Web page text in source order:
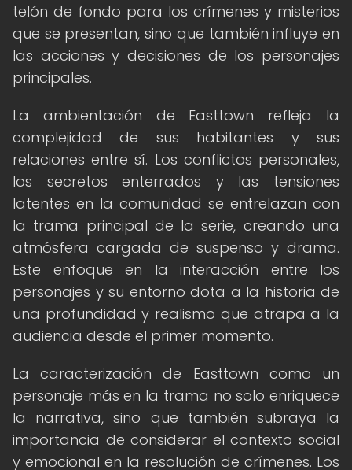
telón de fondo para los crímenes y misterios
que se presentan, sino que también influye en
las acciones y decisiones de los personajes
principales.
La ambientación de Easttown refleja la
complejidad de sus habitantes y sus
relaciones entre sí. Los conflictos personales,
los secretos enterrados y las tensiones
latentes en la comunidad se entrelazan con
la trama principal de la serie, creando una
atmósfera cargada de suspenso y drama.
Este enfoque en la interacción entre los
personajes y su entorno dota a la historia de
una profundidad y realismo que atrapa a la
audiencia desde el primer momento.
La caracterización de Easttown como un
personaje más en la trama no solo enriquece
la narrativa, sino que también subraya la
importancia de considerar el contexto social
y emocional en la resolución de crímenes. Los